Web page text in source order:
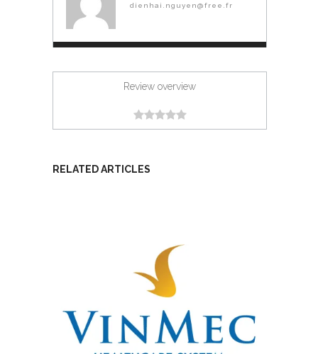
dienhai.nguyen@free.fr
Review overview
RELATED ARTICLES